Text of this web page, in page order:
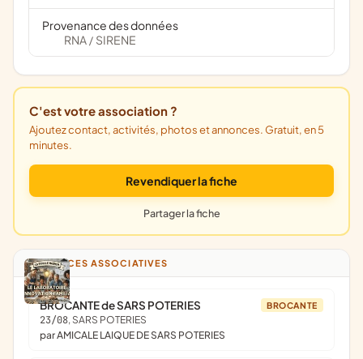
Provenance des données
RNA / SIRENE
C'est votre association ?
Ajoutez contact, activités, photos et annonces. Gratuit, en 5
minutes.
Revendiquer la fiche
Partager la fiche
ANNONCES ASSOCIATIVES
BROCANTE
BROCANTE de SARS POTERIES
23/08, SARS POTERIES
par AMICALE LAIQUE DE SARS POTERIES